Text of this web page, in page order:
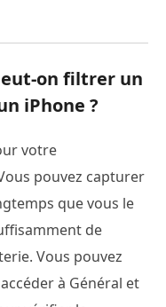
on filtrer un
iPhone ?
votre
pouvez capturer
que vous le
de
Vous pouvez
à Général et